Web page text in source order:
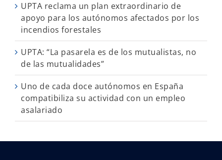
UPTA reclama un plan extraordinario de
apoyo para los autónomos afectados por los
incendios forestales
UPTA: “La pasarela es de los mutualistas, no
de las mutualidades”
Uno de cada doce autónomos en España
compatibiliza su actividad con un empleo
asalariado